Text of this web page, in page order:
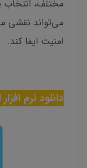
مختلف، انتخاب
می‌تواند نقشی
امنیت ایفا کند.
دانلود نرم